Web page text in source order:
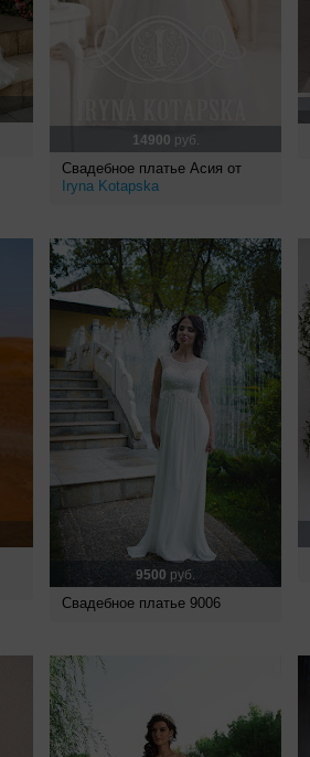
14900 руб.
Свадебное платье Асия от
Iryna Kotapska
9500 руб.
Свадебное платье 9006